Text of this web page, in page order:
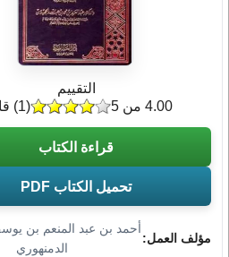
مؤلف العمل:
أحمد بن عبد المنعم بن
الدمنهوري
التقييم
(
1
) 4.00 من 5
قراءة الكتاب
تحميل الكتاب PDF